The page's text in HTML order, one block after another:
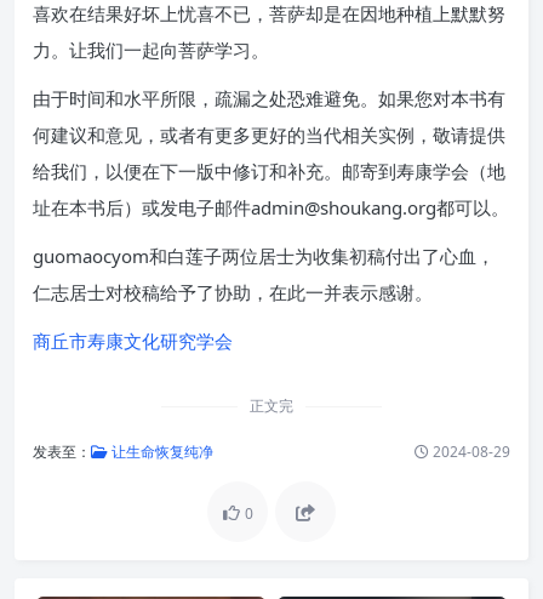
喜欢在结果好坏上忧喜不已，菩萨却是在因地种植上默默努
力。让我们一起向菩萨学习。
由于时间和水平所限，疏漏之处恐难避免。如果您对本书有
何建议和意见，或者有更多更好的当代相关实例，敬请提供
给我们，以便在下一版中修订和补充。邮寄到寿康学会（地
址在本书后）或发电子邮件admin@shoukang.org都可以。
guomaocyom和白莲子两位居士为收集初稿付出了心血，
仁志居士对校稿给予了协助，在此一并表示感谢。
商丘市寿康文化研究学会
正文完
发表至： 让生命恢复纯净 2024-08-29
0